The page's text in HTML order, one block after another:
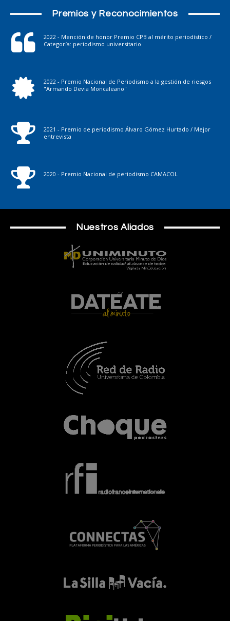
Premios y Reconocimientos
2022 - Mención de honor Premio CPB al mérito periodístico /
Categoría: periodismo universitario
2022 - Premio Nacional de Periodismo a la gestión de riesgos
"Armando Devia Moncaleano"
2021 - Premio de periodismo Álvaro Gómez Hurtado / Mejor
entrevista
2020 - Premio Nacional de periodismo CAMACOL
Nuestros Aliados